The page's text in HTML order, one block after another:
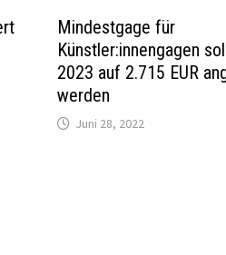
Mindestgage für
Künstler:innengagen
2023 auf 2.715 EUR
werden
Juni 28, 2022